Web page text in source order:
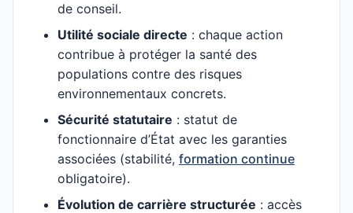
de conseil.
Utilité sociale directe : chaque action
contribue à protéger la santé des
populations contre des risques
environnementaux concrets.
Sécurité statutaire : statut de
fonctionnaire d’État avec les garanties
associées (stabilité, formation continue
obligatoire).
Évolution de carrière structurée : accès